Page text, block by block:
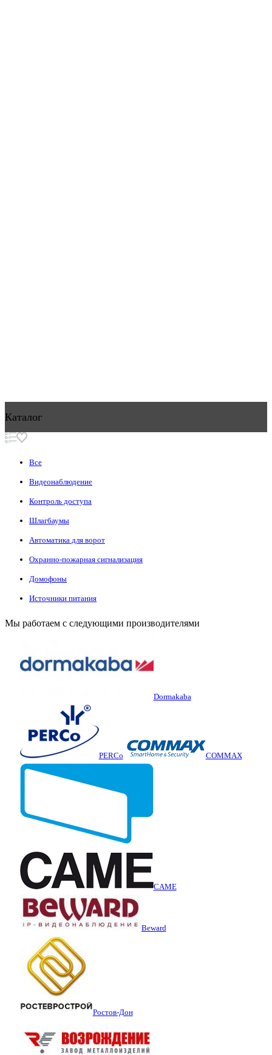
Каталог
Все
Видеонаблюдение
Контроль доступа
Шлагбаумы
Автоматика для ворот
Охранно-пожарная сигнализация
Домофоны
Источники питания
Мы работаем с следующими производителями
Dormakaba
PERCo COMMAX
CAME
Beward
Ростов-Дон